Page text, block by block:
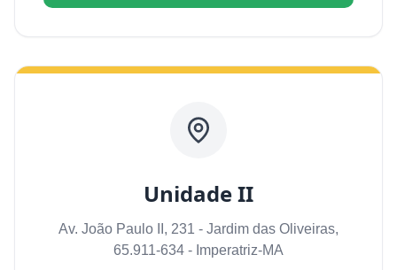
Unidade II
Av. João Paulo II, 231 - Jardim das Oliveiras,
65.911-634 - Imperatriz-MA